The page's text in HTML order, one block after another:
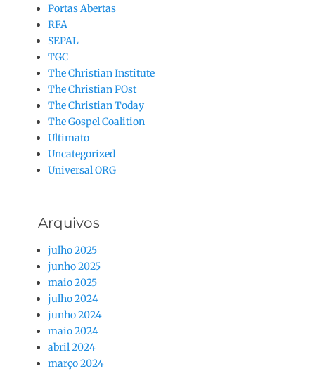
Portas Abertas
RFA
SEPAL
TGC
The Christian Institute
The Christian POst
The Christian Today
The Gospel Coalition
Ultimato
Uncategorized
Universal ORG
Arquivos
julho 2025
junho 2025
maio 2025
julho 2024
junho 2024
maio 2024
abril 2024
março 2024